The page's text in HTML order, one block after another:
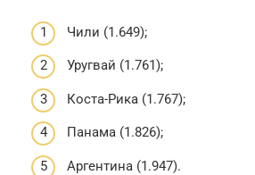
Чили (1.649);
Уругвай (1.761);
Коста-Рика (1.767);
Панама (1.826);
Аргентина (1.947).